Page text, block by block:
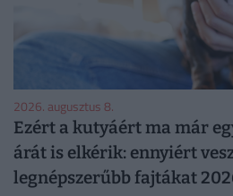
2026. augusztus 8.
Ezért a kutyáért ma már
árát is elkérik: ennyiért
legnépszerűbb fajtákat